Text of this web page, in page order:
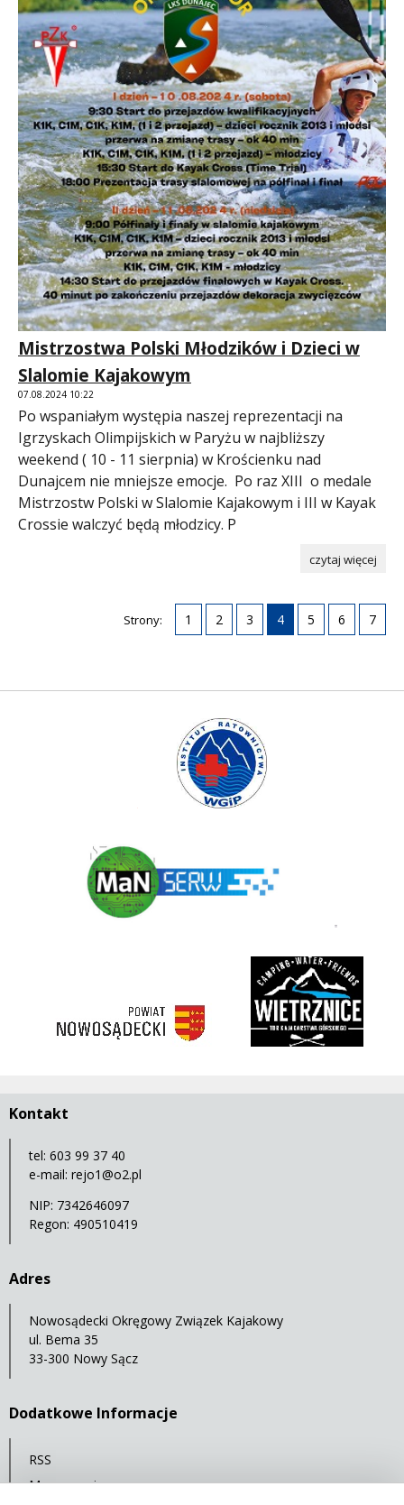
Mistrzostwa Polski Młodzików i Dzieci w
Slalomie Kajakowym
07.08.2024 10:22
Po wspaniałym występia naszej reprezentacji na
Igrzyskach Olimpijskich w Paryżu w najbliższy
weekend ( 10 - 11 sierpnia) w Krościenku nad
Dunajcem nie mniejsze emocje. Po raz XIII o medale
Mistrzostw Polski w Slalomie Kajakowym i III w Kayak
Crossie walczyć będą młodzicy. P
czytaj więcej
Strony: 1 2 3 4 5 6 7
Polski Związek Kajakowy
Instytut Ratownictwa WGiP
3 korony
Kontakt
tel: 603 99 37 40
e-mail: rejo1@o2.pl
NIP: 7342646097
Regon: 490510419
Adres
Nowosądecki Okręgowy Związek Kajakowy
ul. Bema 35
33-300 Nowy Sącz
Dodatkowe Informacje
RSS
Mapa serwisu